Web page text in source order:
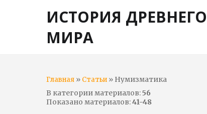
ИСТОРИЯ ДРЕВНЕГО
МИРА
Главная » Статьи » Нумизматика
В категории материалов:56
Показано материалов:41-48